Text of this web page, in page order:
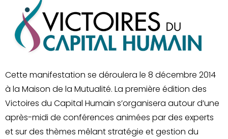
Cette manifestation se déroulera le 8 décembre 2014
à la Maison de la Mutualité. La première édition des
Victoires du Capital Humain s’organisera autour d’une
après-midi de conférences animées par des experts
et sur des thèmes mêlant stratégie et gestion du